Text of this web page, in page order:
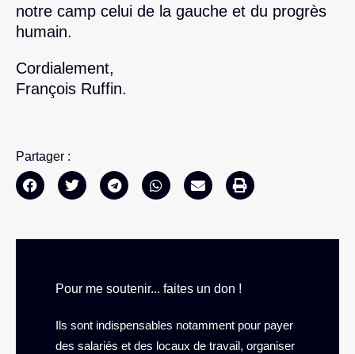
notre camp celui de la gauche et du progrès
humain.
Cordialement,
François Ruffin.
Partager :
Pour me soutenir... faites un don !
Ils sont indispensables notamment pour payer
des salariés et des locaux de travail, organiser